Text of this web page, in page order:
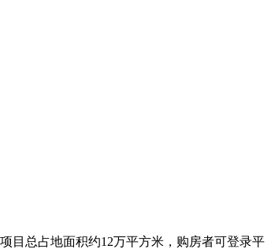
总占地面积约12万平方米，购房者可登录平